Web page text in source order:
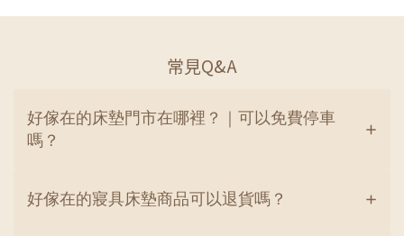
常見Q&A
好傢在的床墊門市在哪裡？｜可以免費停車
嗎？
好傢在的寢具床墊商品可以退貨嗎？